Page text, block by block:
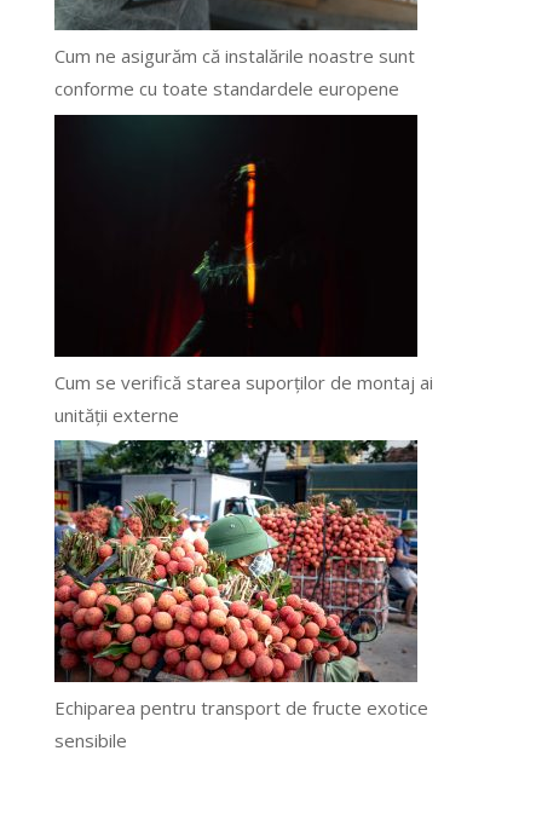
Cum ne asigurăm că instalările noastre sunt
conforme cu toate standardele europene
Cum se verifică starea suporților de montaj ai
unității externe
Echiparea pentru transport de fructe exotice
sensibile